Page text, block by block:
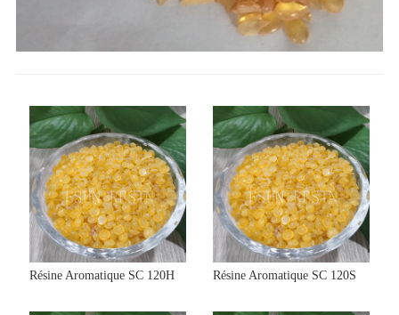
Résine Aromatique SC 120H Résine Aromatique SC 120S